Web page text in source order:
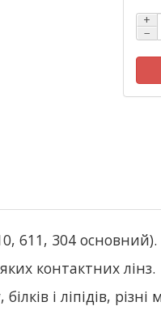
+
−
611, 304 основний).
контактних лінз.
і ліпідів,